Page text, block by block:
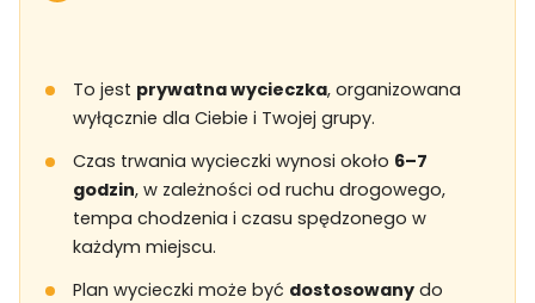
To jest prywatna wycieczka, organizowana
wyłącznie dla Ciebie i Twojej grupy.
Czas trwania wycieczki wynosi około 6–7
godzin, w zależności od ruchu drogowego,
tempa chodzenia i czasu spędzonego w
każdym miejscu.
Plan wycieczki może być dostosowany do